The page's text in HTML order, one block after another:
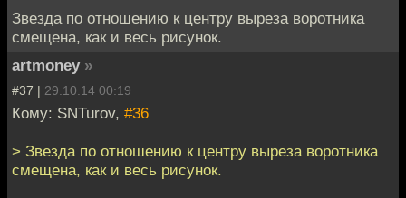
Звезда по отношению к центру выреза воротника
смещена, как и весь рисунок.
artmoney »
#37 | 29.10.14 00:19
Кому: SNTurov, #36
> Звезда по отношению к центру выреза воротника
смещена, как и весь рисунок.